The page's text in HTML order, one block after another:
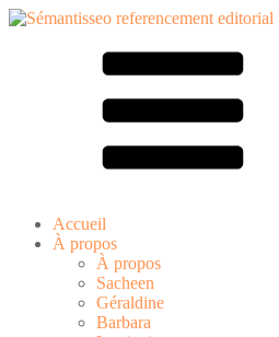
Accueil
À propos
À propos
Sacheen
Géraldine
Barbara